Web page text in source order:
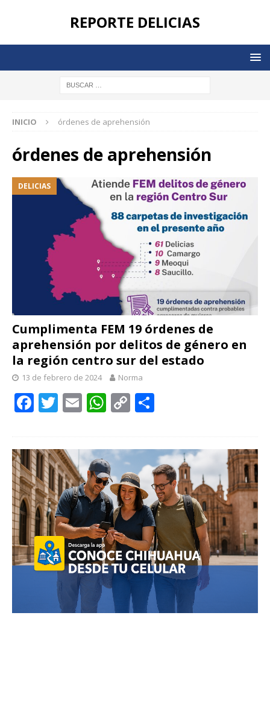
REPORTE DELICIAS
INICIO órdenes de aprehensión
órdenes de aprehensión
DELICIAS
Cumplimenta FEM 19 órdenes de
aprehensión por delitos de género en
la región centro sur del estado
13 de febrero de 2024 Norma
F
b
o
o
k
T
er
E
l
W
s
A
p
p
C
Li
n
k
p
ar
ti
r